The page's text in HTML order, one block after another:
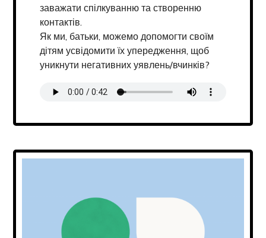
заважати спілкуванню та створенню
контактів.
Як ми, батьки, можемо допомогти своїм
дітям усвідомити їх упередження, щоб
уникнути негативних уявлень/вчинків?